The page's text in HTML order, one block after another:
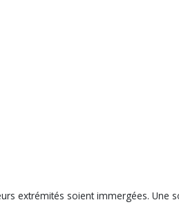
extrémités soient immergées.